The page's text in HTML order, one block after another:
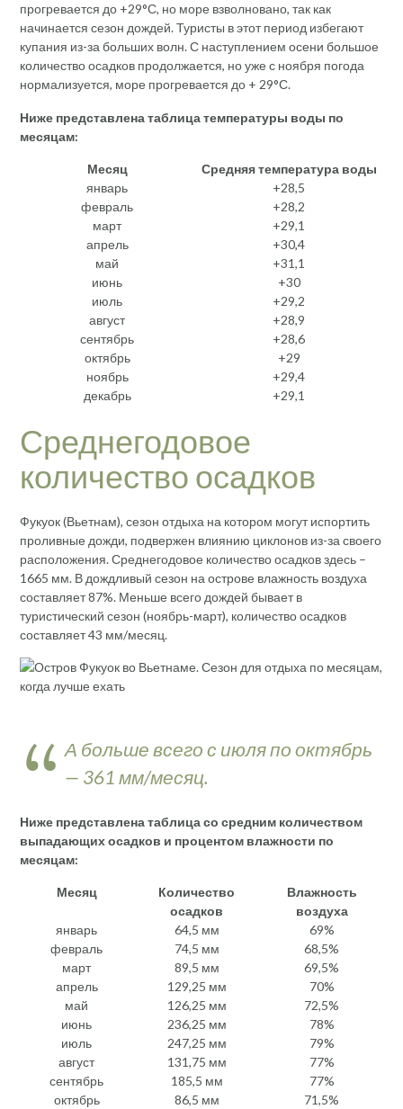
прогревается до +29°С, но море взволновано, так как
начинается сезон дождей. Туристы в этот период избегают
купания из-за больших волн. С наступлением осени большое
количество осадков продолжается, но уже с ноября погода
нормализуется, море прогревается до + 29°С.
Ниже представлена таблица температуры воды по
месяцам:
Месяц
Средняя температура воды
январь
+28,5
февраль
+28,2
март
+29,1
апрель
+30,4
май
+31,1
июнь
+30
июль
+29,2
август
+28,9
сентябрь
+28,6
октябрь
+29
ноябрь
+29,4
декабрь
+29,1
Среднегодовое
количество осадков
Фукуок (Вьетнам), сезон отдыха на котором могут испортить
проливные дожди, подвержен влиянию циклонов из-за своего
расположения. Среднегодовое количество осадков здесь –
1665 мм. В дождливый сезон на острове влажность воздуха
составляет 87%. Меньше всего дождей бывает в
туристический сезон (ноябрь-март), количество осадков
составляет 43 мм/месяц.
А больше всего с июля по октябрь
— 361 мм/месяц.
Ниже представлена таблица со средним количеством
выпадающих осадков и процентом влажности по
месяцам:
Месяц
Количество
осадков
Влажность
воздуха
январь
64,5 мм
69%
февраль
74,5 мм
68,5%
март
89,5 мм
69,5%
апрель
129,25 мм
70%
май
126,25 мм
72,5%
июнь
236,25 мм
78%
июль
247,25 мм
79%
август
131,75 мм
77%
сентябрь
185,5 мм
77%
октябрь
86,5 мм
71,5%